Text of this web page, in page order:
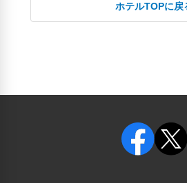
ホテルTOPに戻